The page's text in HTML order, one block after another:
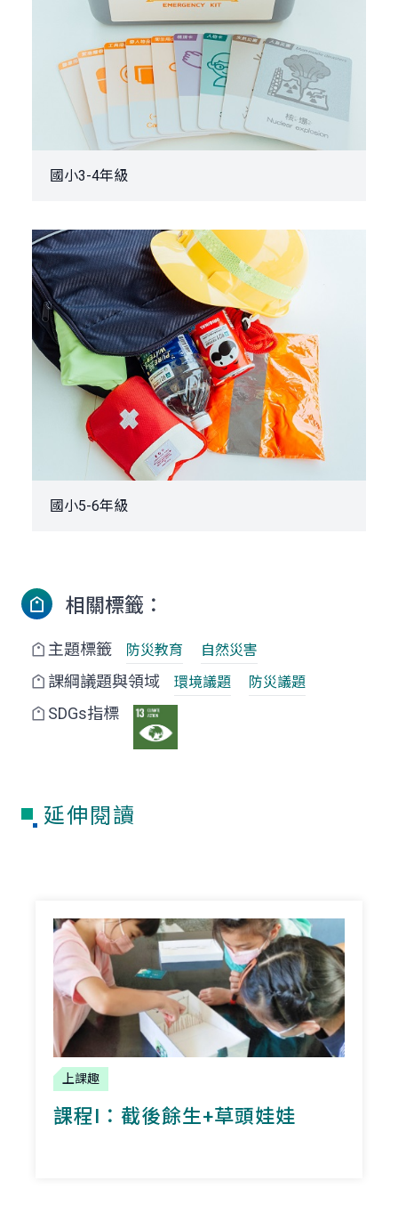
國小3-4年級
國小5-6年級
相關標籤：
主題標籤 防災教育 自然災害
課綱議題與領域 環境議題 防災議題
SDGs指標
延伸閱讀
上課趣
課程I：截後餘生+草頭娃娃